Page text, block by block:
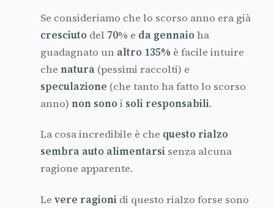
Se consideriamo che lo scorso anno era già
cresciuto del 70% e da gennaioha
guadagnato un altro 135% è facile intuire
che natura (pessimi raccolti) e
speculazione (che tanto ha fatto lo scorso
anno) non sonoi soli responsabili.
La cosa incredibile è che questo rialzo
sembra auto alimentarsi senza alcuna
ragione apparente.
Le vere ragioni di questo rialzo forse sono